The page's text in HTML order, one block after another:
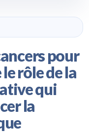
pour
rôle de la
qui
la